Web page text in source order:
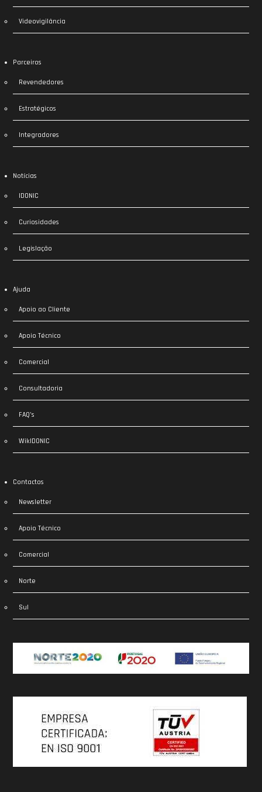
Videovigilância
Parceiros
Revendedores
Estratégicos
Integradores
Notícias
IDONIC
Curiosidades
Legislação
Ajuda
Apoio ao Cliente
Apoio Técnico
Comercial
Consultadoria
FAQ’s
WikIDONIC
Contactos
Newsletter
Apoio Técnico
Comercial
Norte
Sul